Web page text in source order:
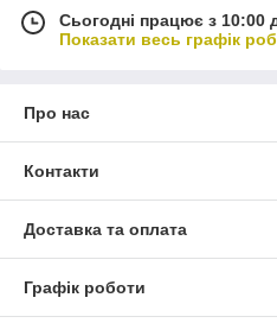
Сьогодні працює з 10:00
Показати весь графік
Про нас
Контакти
Доставка та оплата
Графік роботи